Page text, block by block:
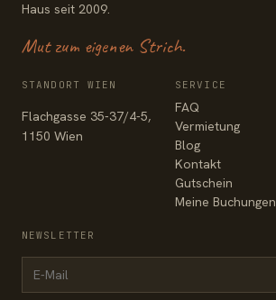
Haus seit 2009.
Mut zum eigenen Strich.
STANDORT WIEN
Flachgasse 35-37/4-5,
1150 Wien
SERVICE
FAQ
Vermietung
Blog
Kontakt
Gutschein
Meine Buchungen
NEWSLETTER